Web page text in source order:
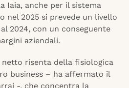
Iaia, anche per il sistema
nel 2025 si prevede un livello
2024, con un conseguente
aziendali.
netto risenta della fisiologica
business – ha affermato il
-, che concentra la